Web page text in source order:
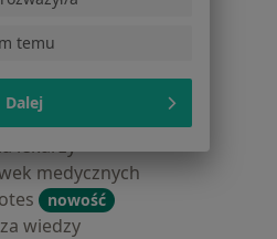
mobilne
pacjentów
Cennik
lekarzy
medycznych
nowość
wiedzy
temu
Dalej